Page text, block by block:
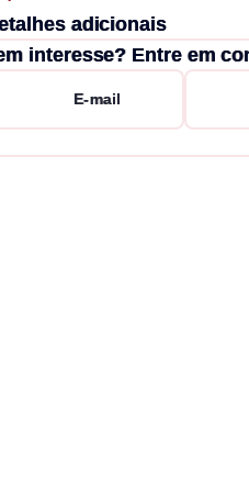
adicionais
interesse? Entre em
E-mail